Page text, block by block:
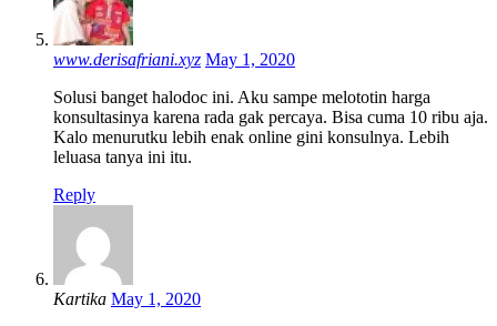
www.derisafriani.xyz May 1, 2020
Solusi banget halodoc ini. Aku sampe melototin harga
konsultasinya karena rada gak percaya. Bisa cuma 10 ribu aja.
Kalo menurutku lebih enak online gini konsulnya. Lebih
leluasa tanya ini itu.
Reply
Kartika May 1, 2020